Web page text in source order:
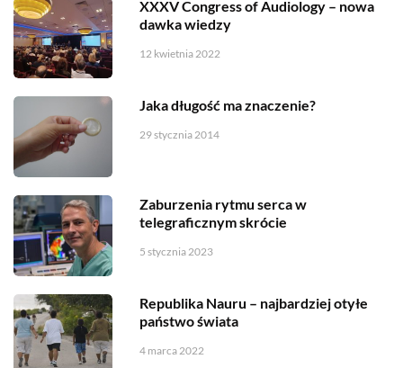
XXXV Congress of Audiology – nowa
dawka wiedzy
12 kwietnia 2022
Jaka długość ma znaczenie?
29 stycznia 2014
Zaburzenia rytmu serca w
telegraficznym skrócie
5 stycznia 2023
Republika Nauru – najbardziej otyłe
państwo świata
4 marca 2022